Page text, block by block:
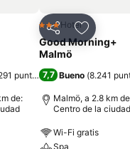
a favoritos
puntuaciones)
de:
CompartirAgregar
3 Estrellas
Hotel
Good Morning+
Malmö
7,7 Bueno (8.241
Malmö, a 2.8 km
Centro de la ciudad
Wi-Fi gratis
Spa